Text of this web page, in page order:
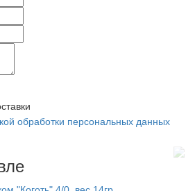
обработки персональных данных